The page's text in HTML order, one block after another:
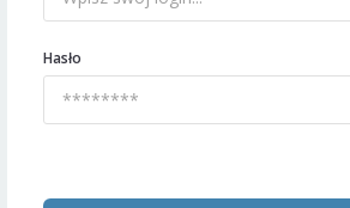
Hasło